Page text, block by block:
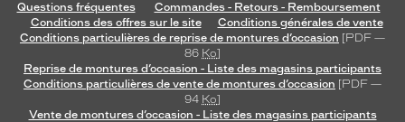
Questions fréquentes
Commandes - Retours - Remboursement
Conditions des offres sur le site
Conditions générales de vente
Conditions particulières de reprise de montures d’occasion [PDF —
86 Ko]
Reprise de montures d’occasion - Liste des magasins participants
Conditions particulières de vente de montures d’occasion [PDF —
94 Ko]
Vente de montures d’occasion - Liste des magasins participants